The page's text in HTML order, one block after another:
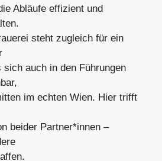
Abläufe effizient und
steht zugleich für ein
sich auch in den Führungen
im echten Wien. Hier trifft
beider Partner*innen –